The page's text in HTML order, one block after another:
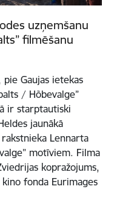
uzņemšanu
filmēšanu
Gaujas ietekas
/ Hõbevalge”
ir starptautiski
jaunākā
Lennarta
motīviem. Filma
kopražojums,
kino fonda Eurimages